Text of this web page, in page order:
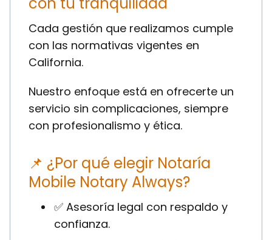
Cada gestión que realizamos cumple
con las normativas vigentes en
California.
Nuestro enfoque está en ofrecerte un
servicio sin complicaciones, siempre
con profesionalismo y ética.
📌 ¿Por qué elegir Notaría
Mobile Notary Always?
✅ Asesoría legal con respaldo y
confianza.